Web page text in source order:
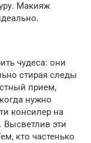
Макияж
чудеса: они
стирая следы
прием,
нужно
консилер на
эти
кто частенько